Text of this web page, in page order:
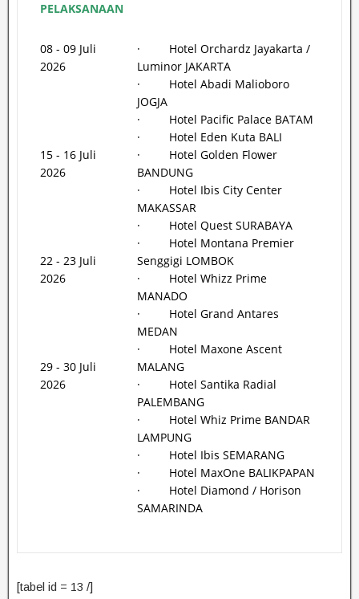
PELAKSANAAN
08 - 09 Juli
2026
15 - 16 Juli
2026
22 - 23 Juli
2026
29 - 30 Juli
2026
· Hotel Orchardz Jayakarta /
Luminor JAKARTA
· Hotel Abadi Malioboro
JOGJA
· Hotel Pacific Palace BATAM
· Hotel Eden Kuta BALI
· Hotel Golden Flower
BANDUNG
· Hotel Ibis City Center
MAKASSAR
· Hotel Quest SURABAYA
· Hotel Montana Premier
Senggigi LOMBOK
· Hotel Whizz Prime
MANADO
· Hotel Grand Antares
MEDAN
· Hotel Maxone Ascent
MALANG
· Hotel Santika Radial
PALEMBANG
· Hotel Whiz Prime BANDAR
LAMPUNG
· Hotel Ibis SEMARANG
· Hotel MaxOne BALIKPAPAN
· Hotel Diamond / Horison
SAMARINDA
[tabel id = 13 /]